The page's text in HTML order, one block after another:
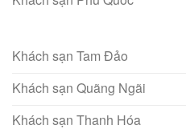
Khách sạn Tam Đảo
Khách sạn Quãng Ngãi
Khách sạn Thanh Hóa